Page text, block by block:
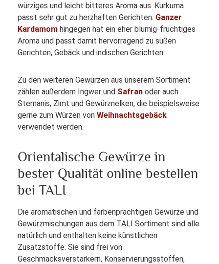
würziges und leicht bitteres Aroma aus. Kurkuma
passt sehr gut zu herzhaften Gerichten. Ganzer
Kardamom hingegen hat ein eher blumig-fruchtiges
Aroma und passt damit hervorragend zu süßen
Gerichten, Gebäck und indischen Gerichten.
Zu den weiteren Gewürzen aus unserem Sortiment
zählen außerdem Ingwer und Safran oder auch
Sternanis, Zimt und Gewürznelken, die beispielsweise
gerne zum Würzen von Weihnachtsgebäck
verwendet werden.
Orientalische Gewürze in
bester Qualität online bestellen
bei TALI
Die aromatischen und farbenprächtigen Gewürze und
Gewürzmischungen aus dem TALI Sortiment sind alle
natürlich und enthalten keine künstlichen
Zusatzstoffe. Sie sind frei von
Geschmacksverstärkern, Konservierungsstoffen,